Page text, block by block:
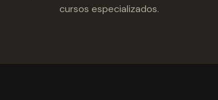
cursos especializados.